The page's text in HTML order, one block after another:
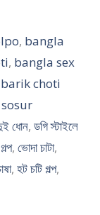
, bangla
, bangla sex
choti
sosur
ধোন, ডগি স্টাইলে
, ভোদা চাটা,
, হট চটি গল্প,